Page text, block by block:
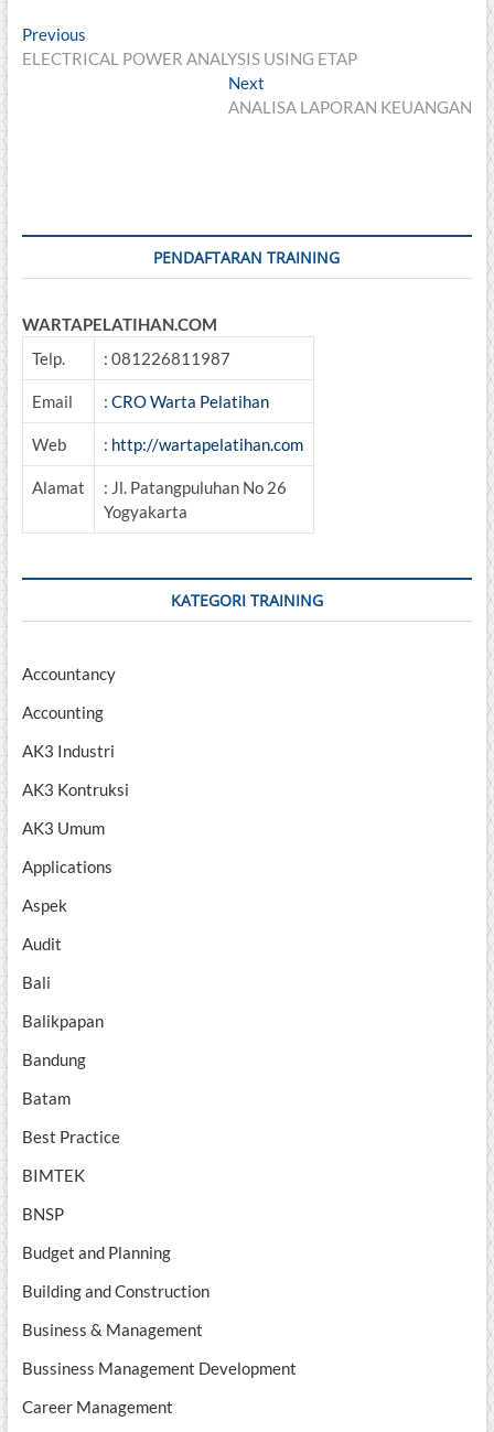
Post
navigation
PreviousPrevious
post:
ELECTRICAL POWER ANALYSIS USING ETAP
Next
post:
ANALISA LAPORAN KEUANGAN
PENDAFTARAN TRAINING
WARTAPELATIHAN.COM
Telp.
: 081226811987
Email : CRO Warta Pelatihan
Web : http://wartapelatihan.com
Alamat
: Jl. Patangpuluhan No 26
Yogyakarta
KATEGORI TRAINING
Accountancy
Accounting
AK3 Industri
AK3 Kontruksi
AK3 Umum
Applications
Aspek
Audit
Bali
Balikpapan
Bandung
Batam
Best Practice
BIMTEK
BNSP
Budget and Planning
Building and Construction
Business & Management
Bussiness Management Development
Career Management